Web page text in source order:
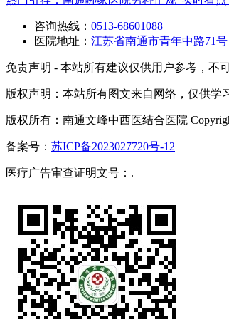
咨询热线： 0513-68601088
医院地址： 江苏省南通市青年中路71号
免责声明 - 本站所有建议仅供用户参考，不
版权声明：本站所有图文来自网络，仅供学
版权所有：南通文峰中西医结合医院
备案号： 苏ICP备2023027720号-12 |
医疗广告审查证明文号：.